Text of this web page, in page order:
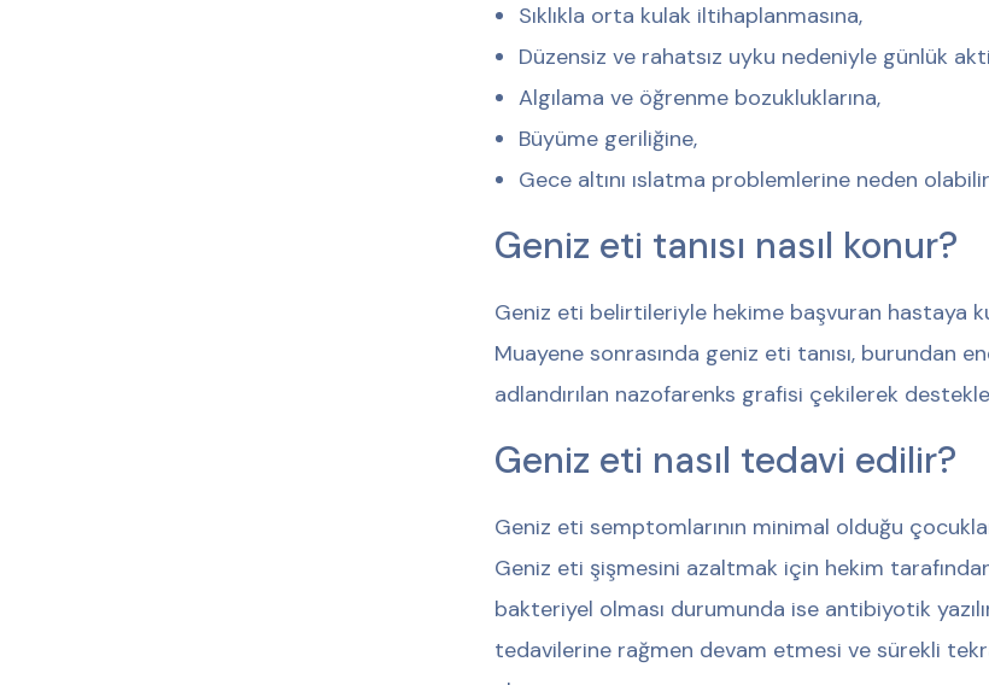
Sıklıkla orta kulak iltihaplanmasına,
Düzensiz ve rahatsız uyku nedeniyle günlük
Algılama ve öğrenme bozukluklarına,
Büyüme geriliğine,
Gece altını ıslatma problemlerine neden
Geniz eti tanısı nasıl konur?
Geniz eti belirtileriyle hekime başvuran hastaya
Muayene sonrasında geniz eti tanısı, burundan
adlandırılan nazofarenks grafisi çekilerek
Geniz eti nasıl tedavi edilir?
Geniz eti semptomlarının minimal olduğu
Geniz eti şişmesini azaltmak için hekim
bakteriyel olması durumunda ise antibiyotik
tedavilerine rağmen devam etmesi ve sürekli